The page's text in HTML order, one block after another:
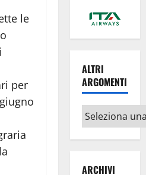
le
per
ALTRI
ARGOMENTI
Altri
argomenti
ARCHIVI